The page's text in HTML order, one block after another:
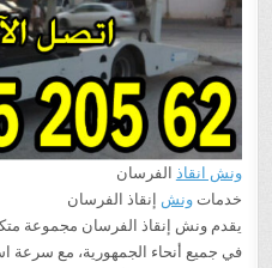
ونش انقاذ الفرسان
خدماتونش إنقاذ الفرسان
يقدم ونش إنقاذ الفرسان مجموعة